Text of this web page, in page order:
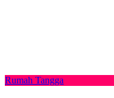
Rumah Tangga